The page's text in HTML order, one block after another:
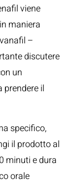
viene
maniera
–
discutere
un
il
specifico,
il prodotto al
minuti e dura
orale